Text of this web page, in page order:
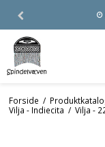
Forside /
Vilja - Indiecita / Vilja -